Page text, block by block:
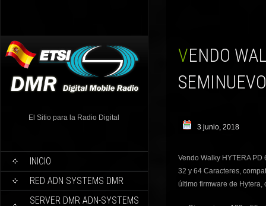
El Sitio para la Radio Digital
INICIO
RED ADN SYSTEMS DMR
SERVER DMR ADN-SYSTEMS
VENDO WALKY HYTERA PD685 UHF (400-527 MHZ),
3 junio, 2018
Vendo Walky HYTERA
32 y 64 Caracteres,
último firmware de Hytera,